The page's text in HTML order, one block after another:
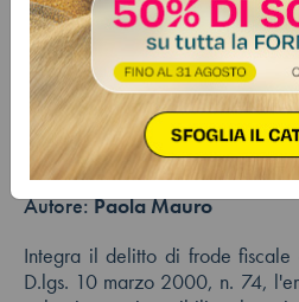
Non serve la
d’imposta: basta
beni già ceduti o
configurare la frode
Autore:Paola Mauro
Integra il delitto di frode
D.lgs. 10 marzo 2000, n. 74,